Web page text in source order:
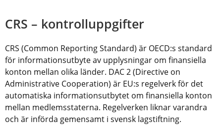
CRS – kontrolluppgifter
CRS (Common Reporting Standard) är OECD:s standard
för informationsutbyte av upplysningar om finansiella
konton mellan olika länder. DAC 2 (Directive on
Administrative Cooperation) är EU:s regelverk för det
automatiska informationsutbytet om finansiella konton
mellan medlemsstaterna. Regelverken liknar varandra
och är införda gemensamt i svensk lagstiftning.